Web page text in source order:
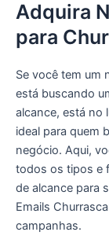
Adquira
para
Se você tem um
está buscando
alcance, está no
ideal para quem
negócio. Aqui,
todos os tipos e
de alcance para
Emails
campanhas.